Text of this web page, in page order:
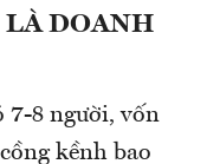
LÀ DOANH
7-8 người, vốn
kềnh bao